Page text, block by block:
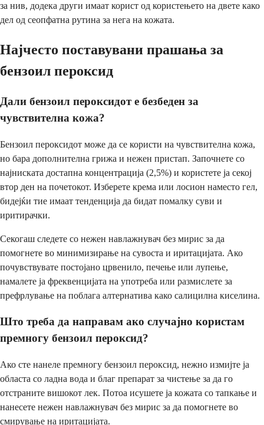
за нив, додека други имаат корист од користењето на двете како
дел од сеопфатна рутина за нега на кожата.
Најчесто поставувани прашања за
бензоил пероксид
Дали бензоил пероксидот е безбеден за
чувствителна кожа?
Бензоил пероксидот може да се користи на чувствителна кожа,
но бара дополнителна грижа и нежен пристап. Започнете со
најниската достапна концентрација (2,5%) и користете ја секој
втор ден на почетокот. Изберете крема или лосион наместо гел,
бидејќи тие имаат тенденција да бидат помалку суви и
иритирачки.
Секогаш следете со нежен навлажнувач без мирис за да
помогнете во минимизирање на сувоста и иритацијата. Ако
почувствувате постојано црвенило, печење или лупење,
намалете ја фреквенцијата на употреба или размислете за
префрлување на поблага алтернатива како салицилна киселина.
Што треба да направам ако случајно користам
премногу бензоил пероксид?
Ако сте нанеле премногу бензоил пероксид, нежно измијте ја
областа со ладна вода и благ препарат за чистење за да го
отстраните вишокот лек. Потоа исушете ја кожата со тапкање и
нанесете нежен навлажнувач без мирис за да помогнете во
смирување на иритацијата.